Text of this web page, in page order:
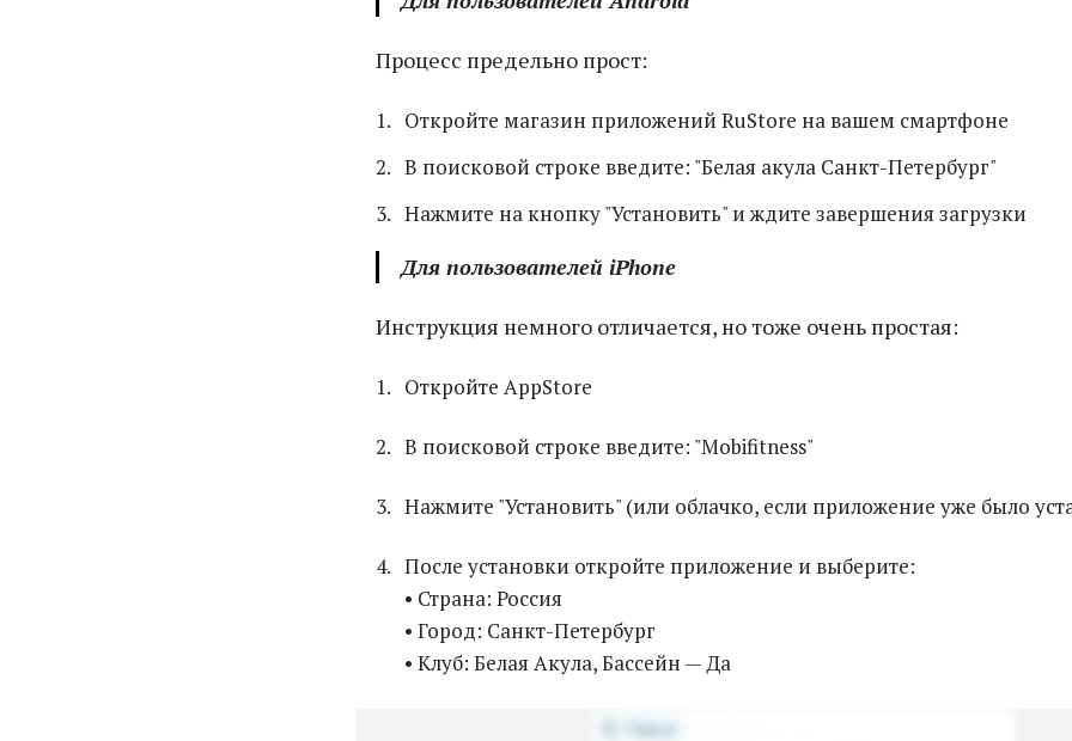
Процесс предельно прост:
Откройте магазин приложений RuStore на вашем смартфоне
В поисковой строке введите: "Белая акула Санкт-Петербург"
Нажмите на кнопку "Установить" и ждите завершения загрузки
Для пользователей iPhone
Инструкция немного отличается, но тоже очень простая:
Откройте AppStore
В поисковой строке введите: "Mobifitness"
Нажмите "Установить" (или облачко, если приложение уже было
После установки откройте приложение и выберите:
• Страна: Россия
• Город: Санкт-Петербург
• Клуб: Белая Акула, Бассейн — Да